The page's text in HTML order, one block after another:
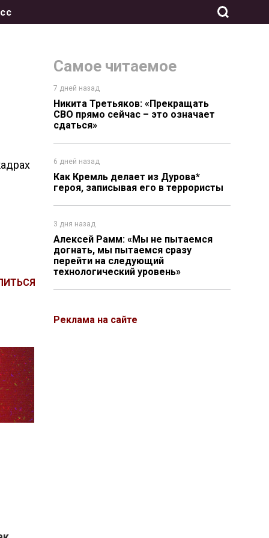
Самое читаемое
7 дней назад
Никита Третьяков: «Прекращать
СВО прямо сейчас – это означает
сдаться»
6 дней назад
Как Кремль делает из Дурова*
героя, записывая его в террористы
3 дня назад
Алексей Рамм: «Мы не пытаемся
догнать, мы пытаемся сразу
перейти на следующий
технологический уровень»
Реклама на сайте